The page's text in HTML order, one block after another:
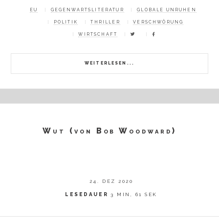
WEITERLESEN...
EU GEGENWARTSLITERATUR GLOBALE UNRUHEN
POLITIK THRILLER VERSCHWÖRUNG
WIRTSCHAFT
Wut (von Bob Woodward)
24. DEZ 2020
LESEDAUER 3 MIN, 61 SEK